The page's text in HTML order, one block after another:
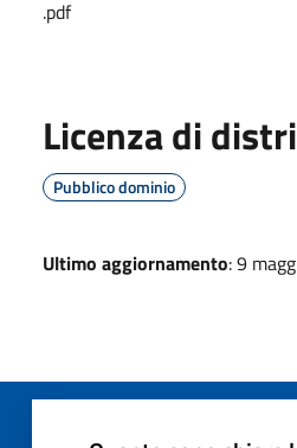
.pdf
Licenza di
Pubblico dominio
Ultimo aggiornamento: 9